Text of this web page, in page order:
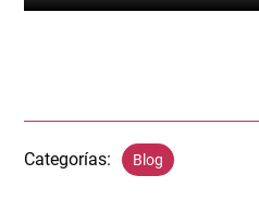
Categorías: Blog